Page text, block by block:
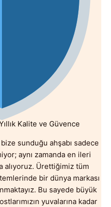
Kalite ve Güvence
sunduğu ahşabı sadece
aynı zamanda en ileri
alıyoruz. Ürettiğimiz tüm
bir dünya markası
Bu sayede büyük
yuvalarına kadar